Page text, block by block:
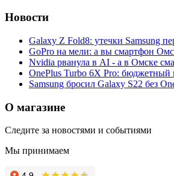
Новости
Galaxy Z Fold8: утечки Samsung
GoPro на мели: а вы смартфон
Nvidia рванула в AI - а в Омске
OnePlus Turbo 6X Pro:
Samsung бросил Galaxy S22 без
О магазине
Следите за новостями и событиями
Мы принимаем